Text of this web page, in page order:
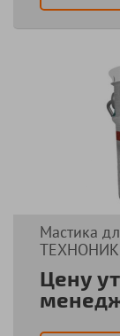
Мастика
Цену